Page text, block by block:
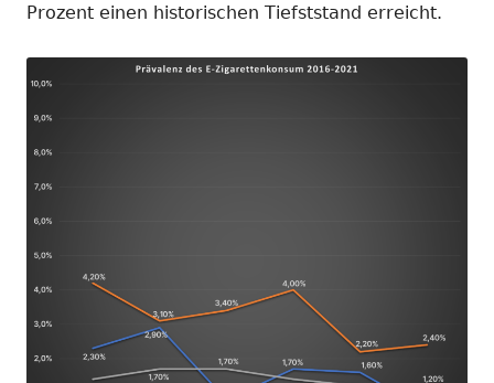
Prozent einen historischen Tiefststand erreicht.